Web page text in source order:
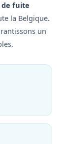
de fuite
la Belgique.
un